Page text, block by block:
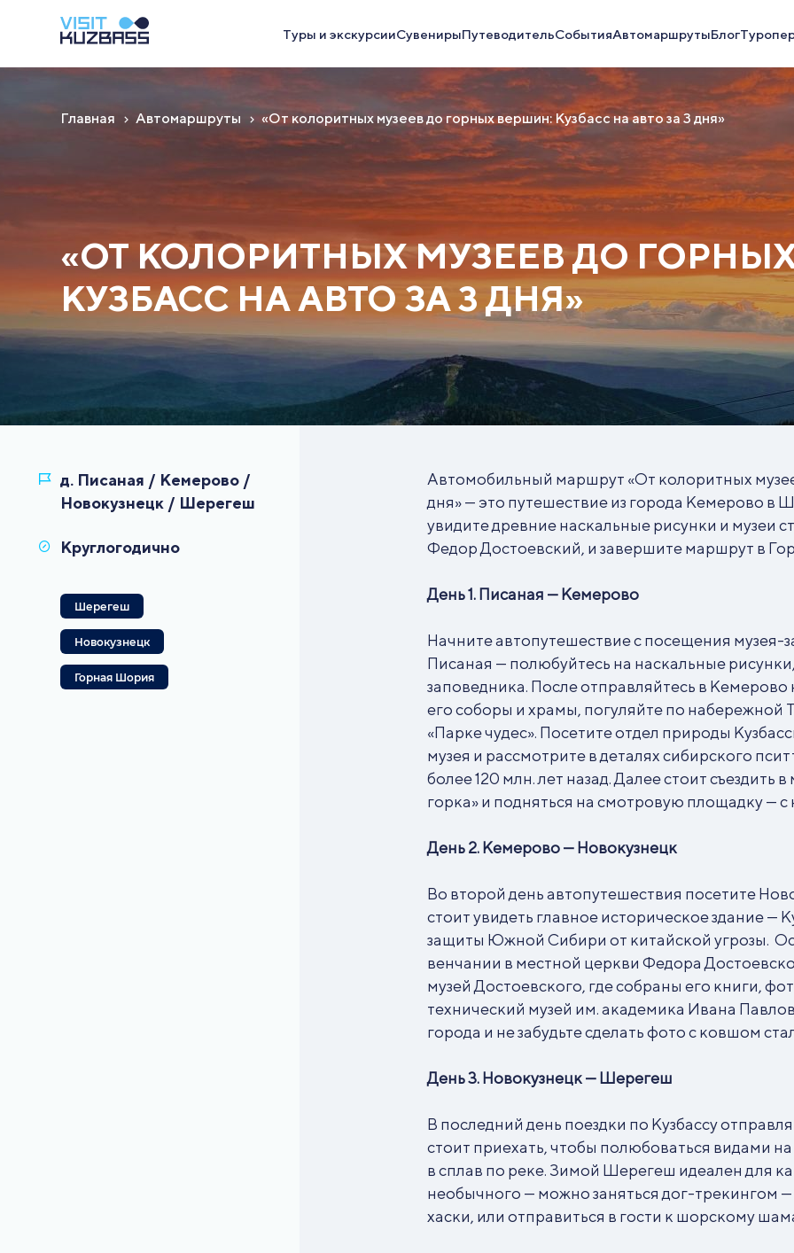
Туры и экскурсииСувенирыПутеводительСобытияАвтомаршрутыБлог
Главная Автомаршруты «От колоритных музеев до горных вершин: Кузбасс на авто за 3 дня»
«ОТ КОЛОРИТНЫХ МУЗЕЕВ ДО
КУЗБАСС НА АВТО ЗА 3 ДНЯ»
д. Писаная / Кемерово /
Новокузнецк / Шерегеш
Шерегеш
Новокузнецк
Горная Шория
Автомобильный маршрут «От колоритных
дня» — это путешествие из города Кемерово в
увидите древние наскальные рисунки и музеи
Федор Достоевский, и завершите маршрут в
День 1. Писаная — Кемерово
Начните автопутешествие с посещения музея-
Писаная — полюбуйтесь на наскальные
заповедника. После отправляйтесь в
его соборы и храмы, погуляйте по набережной
«Парке чудес». Посетите отдел природы
музея и рассмотрите в деталях сибирского
более 120 млн. лет назад. Далее стоит
горка» и подняться на смотровую площадку —
День 2. Кемерово — Новокузнецк
Во второй день автопутешествия посетите
стоит увидеть главное историческое здание —
защиты Южной Сибири от китайской угрозы.
венчании в местной церкви Федора
музей Достоевского, где собраны его книги,
технический музей им. академика Ивана
города и не забудьте сделать фото с ковшом
День 3. Новокузнецк — Шерегеш
В последний день поездки по Кузбассу
стоит приехать, чтобы полюбоваться видами
в сплав по реке. Зимой Шерегеш идеален для
необычного — можно заняться дог-трекингом
хаски, или отправиться в гости к шорскому